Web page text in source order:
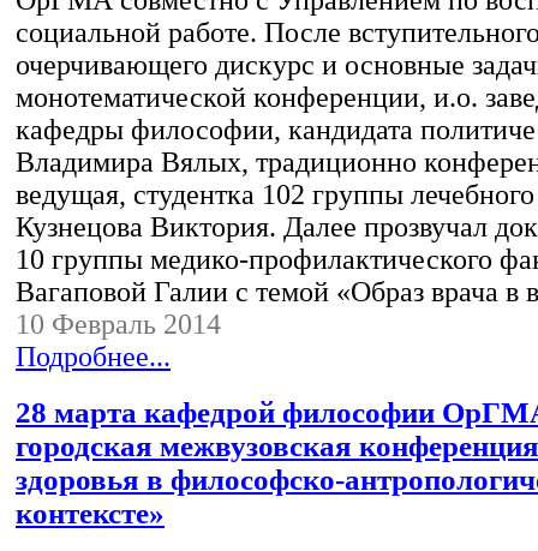
социальной работе. После
очерчивающего дискурс и основные
монотематической конференции, и.о.
кафедры философии, кандидата
Владимира Вялых, традиционно
ведущая, студентка 102 группы
Кузнецова Виктория. Далее прозвучал
10 группы медико-профилактического
Вагаповой Галии с темой «Образ врача
10 Февраль 2014
Подробнее...
28 марта кафедрой философии
городская межвузовская
здоровья в философско-
контексте»